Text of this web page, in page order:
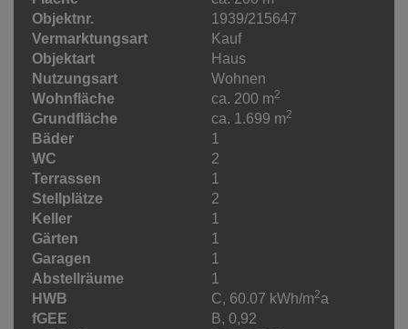
Objektnr.
1939/215647
Vermarktungsart
Kauf
Objektart
Haus
Nutzungsart
Wohnen
Wohnfläche
ca. 200 m2
Grundfläche ca. 1.699 m2
Bäder
1
WC
2
Terrassen
1
Stellplätze
2
Keller
1
Gärten
1
Garagen
1
Abstellräume
1
HWB
C, 60.07 kWh/m2a
fGEE
B, 0,92